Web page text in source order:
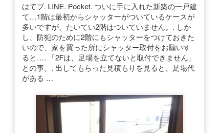
はてブ. LINE. Pocket. ついに手に入れた新築の一戸建
て…1階は最初からシャッターがついているケースが
多いですが、たいてい2階はついていません。. しか
し、防犯のために2階にもシャッターをつけておきた
いので、家を買った所にシャッター取付をお願いす
ると…. 「2Fは、足場を立てないと取付できません」
との事。. 出してもらった見積もりを見ると、足場代
がある …